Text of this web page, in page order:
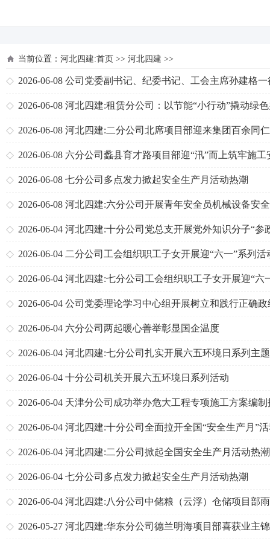
当前位置： 河北四建:首页 >> 河北四建 >>
2026-06-08 公司党委副书记、纪委书记、工会主席孙建格一
天津分公司、一分公司检查指导“三点联创”工作
2026-06-08 河北四建:租赁分公司：以节能“小行动”撬动绿
公“大节能”
2026-06-08 河北四建:二分公司北席项目部迎来集团百余同
摩团
2026-06-08 六分公司蠡县育才路项目部迎“汛”而上筑牢施工
防线
2026-06-08 七分公司多点发力掀起安全生产月活动热潮
2026-06-08 河北四建:六分公司开展青年安全员机械设备安
理专题培训
2026-06-04 河北四建:十分公司党总支开展党外知识分子“参
公、实干为民”主题教育
2026-06-04 二分公司工会组织职工子女开展迎“六一”系列活
2026-06-04 河北四建:七分公司工会组织职工子女开展迎“六
列活动
2026-06-04 公司党委理论学习中心组开展树立和践行正确政
专题学习
2026-06-04 六分公司两起暖心善举彰显国企温度
2026-06-04 河北四建:七分公司扎实开展六五环境日系列主
动
2026-06-04 十分公司机关开展六五环境日系列活动
2026-06-04 天津分公司成功举办危大工程专项施工方案编制
比赛
2026-06-04 河北四建:十分公司全面拉开全国“安全生产月”
幕
2026-06-04 河北四建:二分公司掀起全国安全生产月活动热潮
2026-06-04 七分公司多点发力掀起安全生产月活动热潮
2026-06-04 河北四建:八分公司中储粮（云浮）仓储项目部
施工安全、进度两不误
2026-05-27 河北四建:华东分公司德兰明海项目部喜获业主